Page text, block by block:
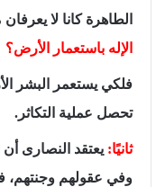
الطاهرة كانا لا
الإله باستعمار الأرض؟
فلكي يستعمر البشر
تحصل عملية التكاثر.
ثانيًا: يعتقد النصارى
وفي عقولهم وجنتهم،